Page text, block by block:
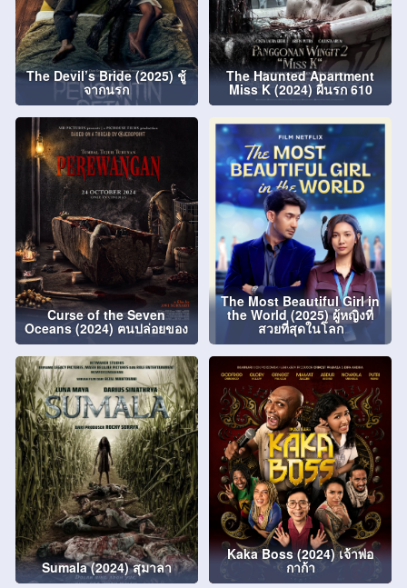
The Devil’s Bride (2025) ชู้
จากนรก
The Haunted Apartment
Miss K (2024) ผีนรก 610
Curse of the Seven
Oceans (2024) ฅนปล่อยของ
The Most Beautiful Girl in
the World (2025) ผู้หญิงที่
สวยที่สุดในโลก
Sumala (2024) สุมาลา
Kaka Boss (2024) เจ้าพ่อ
กาก้า